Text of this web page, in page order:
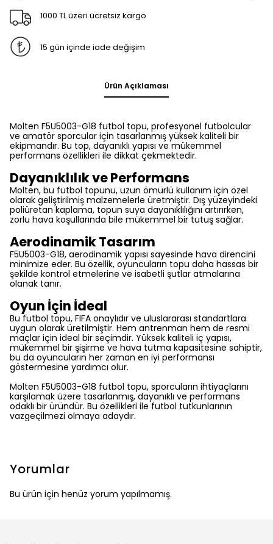
1000 TL üzeri ücretsiz kargo
15 gün içinde iade değişim
Ürün Açıklaması
Molten F5U5003-G18 futbol topu, profesyonel futbolcular
ve amatör sporcular için tasarlanmış yüksek kaliteli bir
ekipmandır. Bu top, dayanıklı yapısı ve mükemmel
performans özellikleri ile dikkat çekmektedir.
Dayanıklılık ve Performans
Molten, bu futbol topunu, uzun ömürlü kullanım için özel
olarak geliştirilmiş malzemelerle üretmiştir. Dış yüzeyindeki
poliüretan kaplama, topun suya dayanıklılığını artırırken,
zorlu hava koşullarında bile mükemmel bir tutuş sağlar.
Aerodinamik Tasarım
F5U5003-G18, aerodinamik yapısı sayesinde hava direncini
minimize eder. Bu özellik, oyuncuların topu daha hassas bir
şekilde kontrol etmelerine ve isabetli şutlar atmalarına
olanak tanır.
Oyun İçin İdeal
Bu futbol topu, FIFA onaylıdır ve uluslararası standartlara
uygun olarak üretilmiştir. Hem antrenman hem de resmi
maçlar için ideal bir seçimdir. Yüksek kaliteli iç yapısı,
mükemmel bir şişirme ve hava tutma kapasitesine sahiptir,
bu da oyuncuların her zaman en iyi performansı
göstermesine yardımcı olur.
Molten F5U5003-G18 futbol topu, sporcuların ihtiyaçlarını
karşılamak üzere tasarlanmış, dayanıklı ve performans
odaklı bir üründür. Bu özellikleri ile futbol tutkunlarının
vazgeçilmezi olmaya adaydır.
Yorumlar
Bu ürün için henüz yorum yapılmamış.